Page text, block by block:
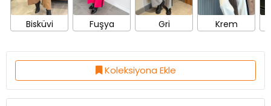
Bisküvi Fuşya Gri Krem
Koleksiyona Ekle